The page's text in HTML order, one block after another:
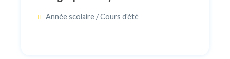
Année scolaire / Cours d'été